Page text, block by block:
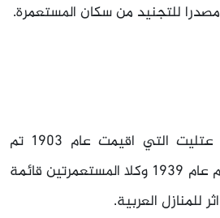
للتجنيد من سكان المستعمرة.
واضافة الى مستعمرة عتليت التي اقيمت عام 1903 تم
اقامة مستعمرة نفي بام عام 1939 وكلا المستعمرتين قائمة
للمنازل العربية.